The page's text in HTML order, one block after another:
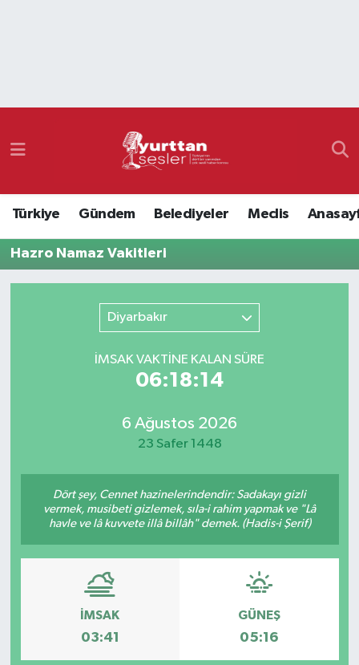
Türkiye Gündem Belediyeler Meclis
Hazro Namaz Vakitleri
Diyarbakır
İMSAK VAKTİNE KALAN SÜRE
06:18:14
6 Ağustos 2026
23 Safer 1448
Dört şey, Cennet hazinelerindendir: Sadakayı gizli
vermek, musibeti gizlemek, sıla-i rahim yapmak ve "Lâ
havle ve lâ kuvvete illâ billâh" demek. (Hadis-i Şerif)
İMSAK
03:41
GÜNEŞ
05:16
Namaz Vakitleri
Süper Lig Puan Durumu ve Fikstür
Son Dakika Haberleri